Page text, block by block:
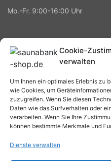
Cookie-
verwalten
Um Ihnen ein optimales Erlebnis zu
wie Cookies, um
zuzugreifen. Wenn Sie diesen
Daten wie das Surfverhalten oder
verarbeiten. Wenn Sie Ihre
können bestimmte Merkmale und
Dienste verwalten
Mo.-Fr. 9:00-16:00 Uhr
* Alle Preise in EUR